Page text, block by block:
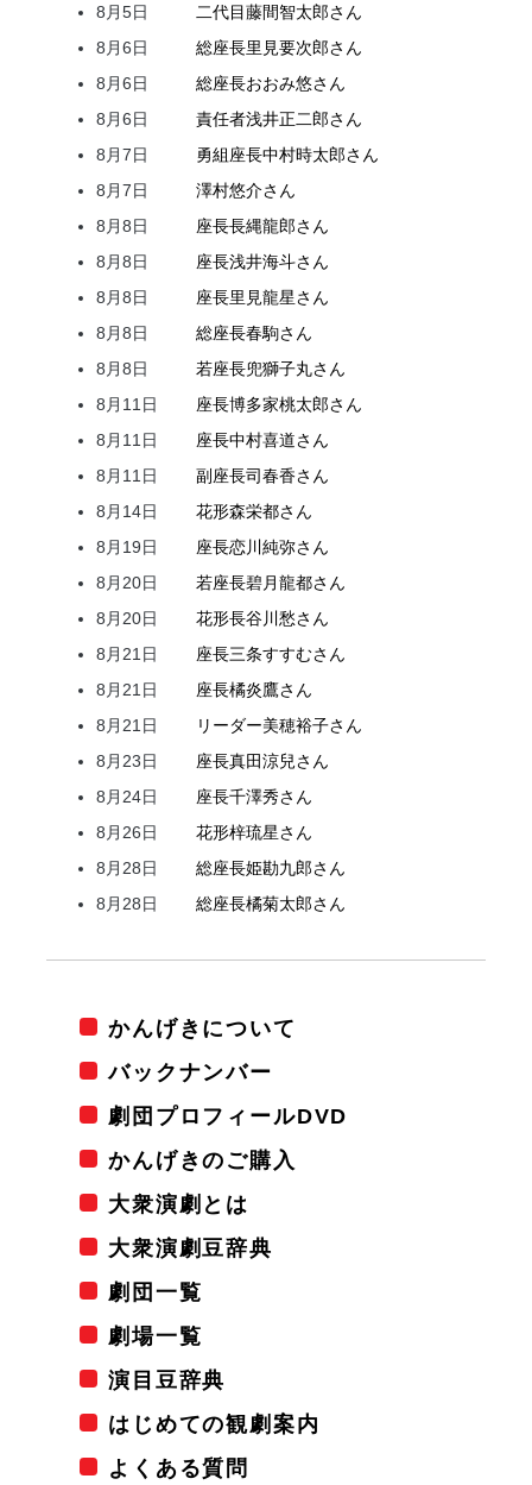
8月5日
二代目藤間智太郎さん
8月6日
総座長里見要次郎さん
8月6日
総座長おおみ悠さん
8月6日
責任者浅井正二郎さん
8月7日
勇組座長中村時太郎さん
8月7日
澤村悠介さん
8月8日
座長長縄龍郎さん
8月8日
座長浅井海斗さん
8月8日
座長里見龍星さん
8月8日
総座長春駒さん
8月8日
若座長兜獅子丸さん
8月11日
座長博多家桃太郎さん
8月11日
座長中村喜道さん
8月11日
副座長司春香さん
8月14日
花形森栄都さん
8月19日
座長恋川純弥さん
8月20日
若座長碧月龍都さん
8月20日
花形長谷川愁さん
8月21日
座長三条すすむさん
8月21日
座長橘炎鷹さん
8月21日
リーダー美穂裕子さん
8月23日
座長真田涼兒さん
8月24日
座長千澤秀さん
8月26日
花形梓琉星さん
8月28日
総座長姫勘九郎さん
8月28日
総座長橘菊太郎さん
かんげきについて
バックナンバー
劇団プロフィールDVD
かんげきのご購入
大衆演劇とは
大衆演劇豆辞典
劇団一覧
劇場一覧
演目豆辞典
はじめての観劇案内
よくある質問